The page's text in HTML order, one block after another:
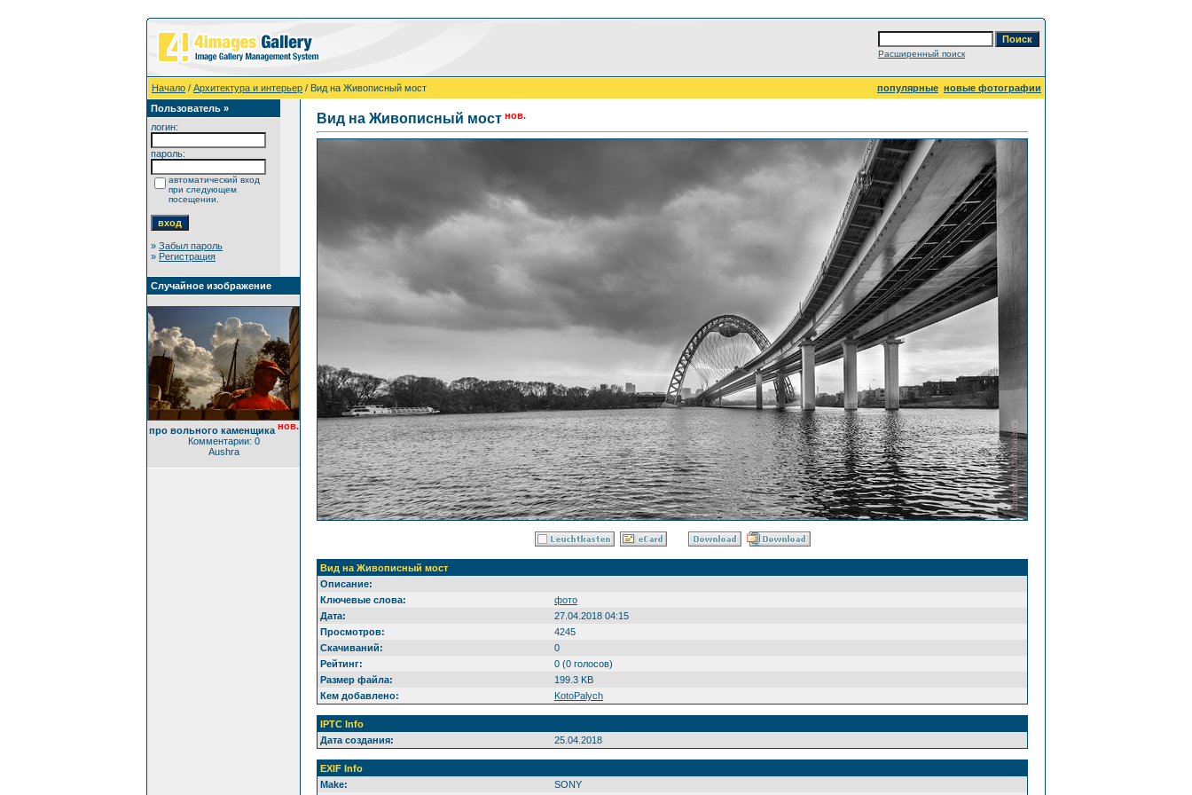
Расширенный поиск
Начало / Архитектура и интерьер / Вид на Живописный мост популярные новые фотографии
Пользователь »
логин:
пароль:
автоматический вход
при следующем
посещении.
» Забыл пароль
» Регистрация
Случайное изображение
про вольного каменщика нов.
Комментарии: 0
Aushra
Вид на Живописный мост нов.
Вид на Живописный мост
Описание:
Ключевые слова:
фото
Дата:
27.04.2018 04:15
Просмотров:
4245
Скачиваний:
0
Рейтинг:
0 (0 голосов)
Размер файла:
199.3 KB
Кем добавлено:
KotoPalych
IPTC Info
Дата создания:
25.04.2018
EXIF Info
Make:
SONY